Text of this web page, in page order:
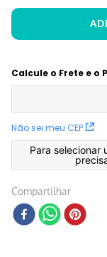
Calcule o Frete e o
Não sei meu CEP
Para selecionar
Compartilhar